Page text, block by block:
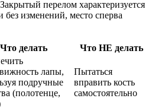
перелом характеризуется
изменений, место сперва
Что делать Что НЕ делать
лапы,
подручные
(полотенце,
Пытаться
вправить кость
самостоятельно